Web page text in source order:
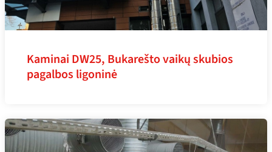
Kaminai DW25, Bukarešto vaikų skubios
pagalbos ligoninė